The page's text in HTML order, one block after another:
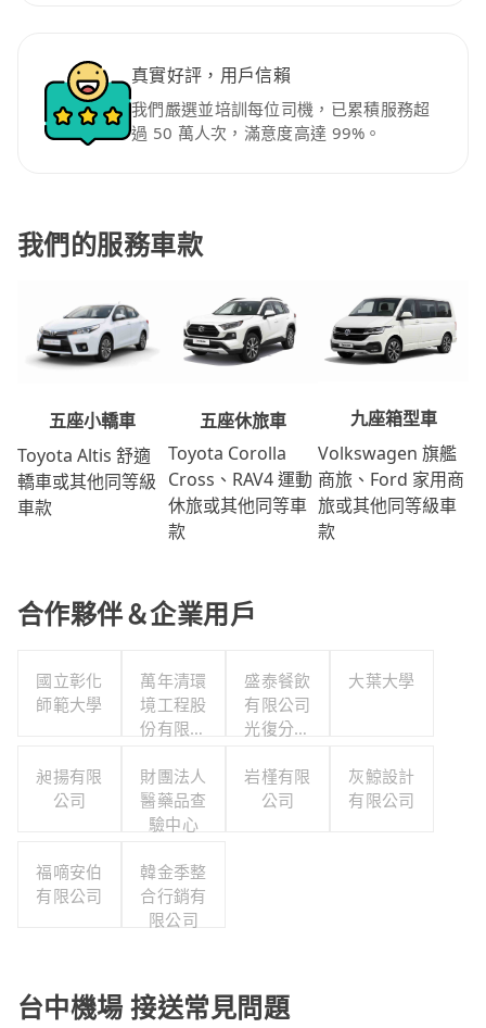
真實好評，用戶信賴
我們嚴選並培訓每位司機，已累積服務超
過 50 萬人次，滿意度高達 99%。
我們的服務車款
五座小轎車
Toyota Altis 舒適
轎車或其他同等級
車款
五座休旅車
Toyota Corolla
Cross、RAV4 運動
休旅或其他同等車
款
九座箱型車
Volkswagen 旗艦
商旅、Ford 家用商
旅或其他同等級車
款
合作夥伴＆企業用戶
國立彰化
師範大學
萬年清環
境工程股
份有限公
盛泰餐飲
有限公司
光復分公
大葉大學
昶揚有限
公司
財團法人
醫藥品查
驗中心
岩槿有限
公司
灰鯨設計
有限公司
福嘀安伯
有限公司
韓金季整
合行銷有
限公司
台中機場 接送常見問題